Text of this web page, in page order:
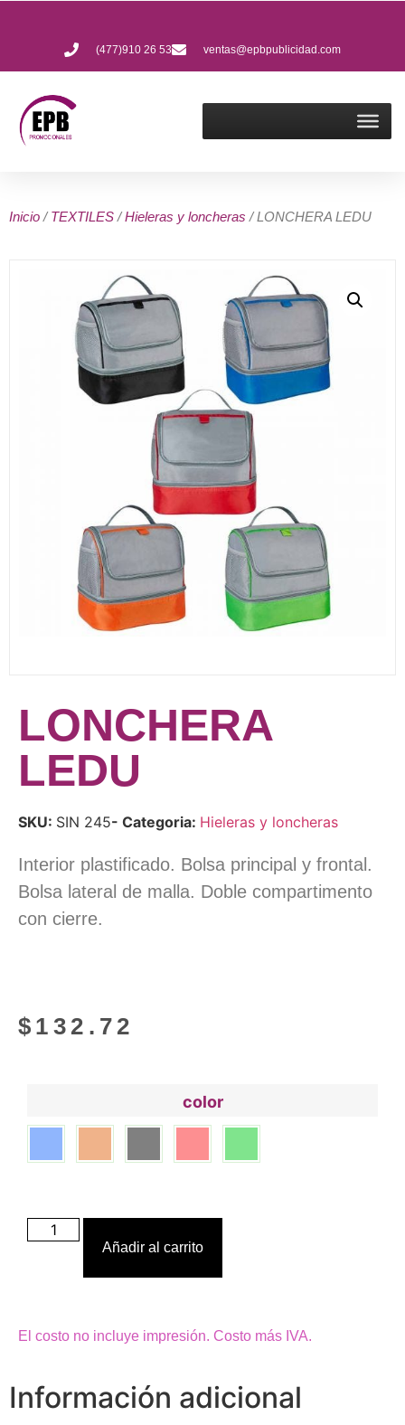
(477)910 26 53 ventas@epbpublicidad.com
Inicio /TEXTILES /Hieleras y loncheras / LONCHERA LEDU
LONCHERA
LEDU
SKU: SIN 245- Categoria: Hieleras y loncheras
Interior plastificado. Bolsa principal y frontal.
Bolsa lateral de malla. Doble compartimento
con cierre.
$ 132.72
color
Añadir al carrito
El costo no incluye impresión. Costo más IVA.
Información adicional